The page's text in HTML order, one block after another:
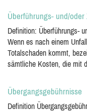
Überführungs- und/
Definition: Überführungs-
Wenn es nach einem
Totalschaden kommt,
sämtliche Kosten, die mit
Übergangsgebührnisse
Definition